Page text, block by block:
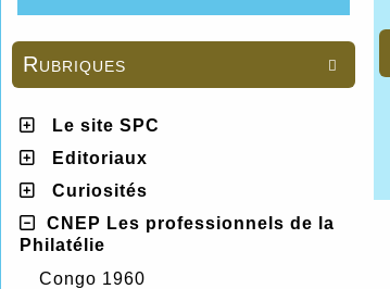

Rubriques
Le site SPC
Editoriaux
Curiosités
CNEP Les professionnels de la
Philatélie
Congo 1960